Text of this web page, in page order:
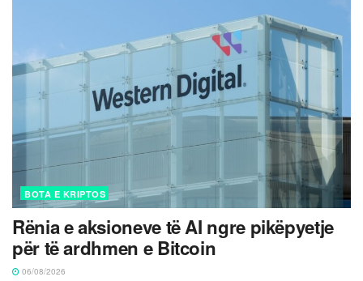
BOTA E KRIPTOS
Rënia e aksioneve të AI ngre pikëpyetje
për të ardhmen e Bitcoin
06/08/2026